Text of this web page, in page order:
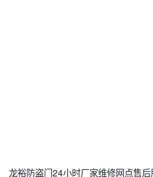
龙裕防盗门24小时厂家维修网点售